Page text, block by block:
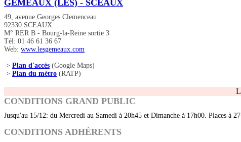
GÉMEAUX (LES) - SCEAUX
49, avenue Georges Clemenceau
92330 SCEAUX
M° RER B - Bourg-la-Reine sortie 3
Tél: 01 46 61 36 67
Web: www.lesgemeaux.com
> Plan d'accès (Google Maps)
> Plan du métro (RATP)
CONDITIONS GRAND PUBLIC
Jusqu'au 15/12: du Mercredi au Samedi à 20h45 et Dimanche à 17h00. Places à
CONDITIONS ADHÉRENTS